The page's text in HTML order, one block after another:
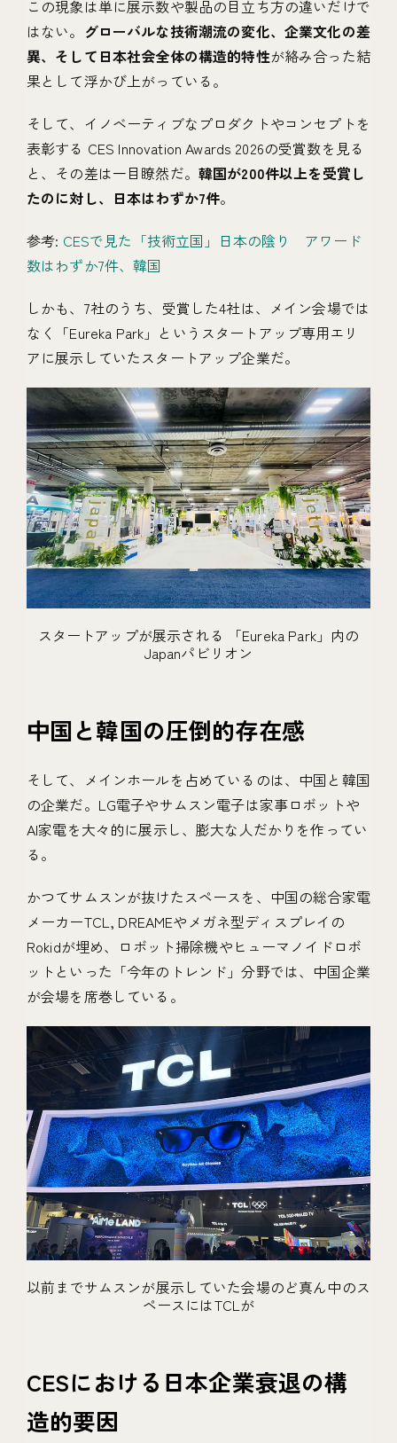
この現象は単に展示数や製品の目立ち方の違いだけで
はない。 グローバルな技術潮流の変化、企業文化の差
異、そして日本社会全体の構造的特性が絡み合った結
果として浮かび上がっている。
そして、イノベーティブなプロダクトやコンセプトを
表彰する CES Innovation Awards 2026の受賞数を見る
と、その差は一目瞭然だ。 韓国が200件以上を受賞し
たのに対し、日本はわずか7件。
参考: CESで見た「技術立国」日本の陰り アワード
数はわずか7件、韓国
しかも、7社のうち、受賞した4社は、メイン会場では
なく「Eureka Park」というスタートアップ専用エリ
アに展示していたスタートアップ企業だ。
スタートアップが展示される 「Eureka Park」内の
Japanパビリオン
中国と韓国の圧倒的存在感
そして、メインホールを占めているのは、中国と韓国
の企業だ。LG電子やサムスン電子は家事ロボットや
AI家電を大々的に展示し、膨大な人だかりを作ってい
る。
かつてサムスンが抜けたスペースを、中国の総合家電
メーカーTCL, DREAMEやメガネ型ディスプレイの
Rokidが埋め、ロボット掃除機やヒューマノイドロボ
ットといった「今年のトレンド」分野では、中国企業
が会場を席巻している。
以前までサムスンが展示していた会場のど真ん中のス
ペースにはTCLが
CESにおける日本企業衰退の構
造的要因